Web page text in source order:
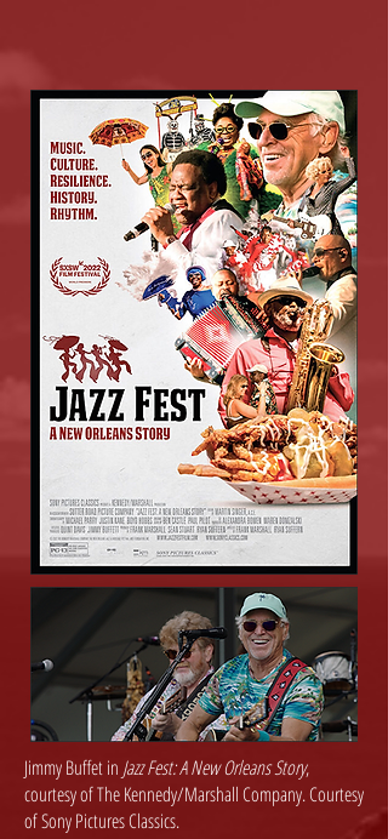
Jimmy Buffet in Jazz Fest: A New Orleans Story,
courtesy of The Kennedy/Marshall Company. Courtesy
of Sony Pictures Classics.